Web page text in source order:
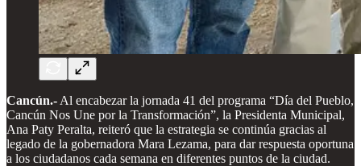
Cancún.- Al encabezar la jornada 41 del programa “Día del Pueblo,
Cancún Nos Une por la Transformación”, la Presidenta Municipal,
Ana Paty Peralta, reiteró que la estrategia se continúa gracias al
legado de la gobernadora Mara Lezama, para dar respuesta oportuna
a los ciudadanos cada semana en diferentes puntos de la ciudad.